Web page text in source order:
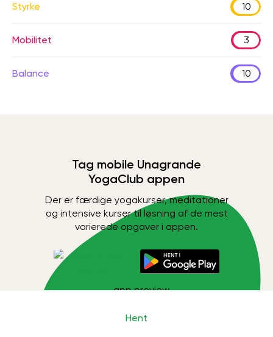
Styrke 10
Mobilitet 3
Balance 10
Tag mobile Unagrande
YogaClub appen
Der er færdige yogakurser, meditationer
og intensive kurser til løsning af de mest
varierede opgaver i appen.
Hent